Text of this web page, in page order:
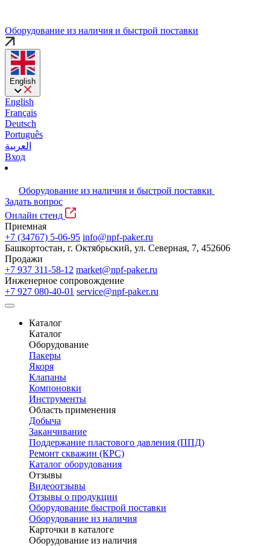
Оборудование из наличия и быстрой поставки
English
English
Français
Deutsch
Português
العربية
Вход
Оборудование из наличия и быстрой поставки
Задать вопрос
Онлайн стенд
Приемная
+7 (34767) 5-06-95 info@npf-paker.ru
Башкортостан, г. Октябрьский, ул. Северная, 7, 452606
Продажи
+7 937 311-58-12 market@npf-paker.ru
Инженерное сопровождение
+7 927 080-40-01 service@npf-paker.ru
Каталог
Каталог
Оборудование
Пакеры
Якоря
Клапаны
Компоновки
Инструменты
Область применения
Добыча
Заканчивание
Поддержание пластового давления (ППД)
Ремонт скважин (КРС)
Каталог оборудования
Отзывы
Видеоотзывы
Отзывы о продукции
Оборудование быстрой поставки
Оборудование из наличия
Карточки в каталоге
Оборудование из наличия